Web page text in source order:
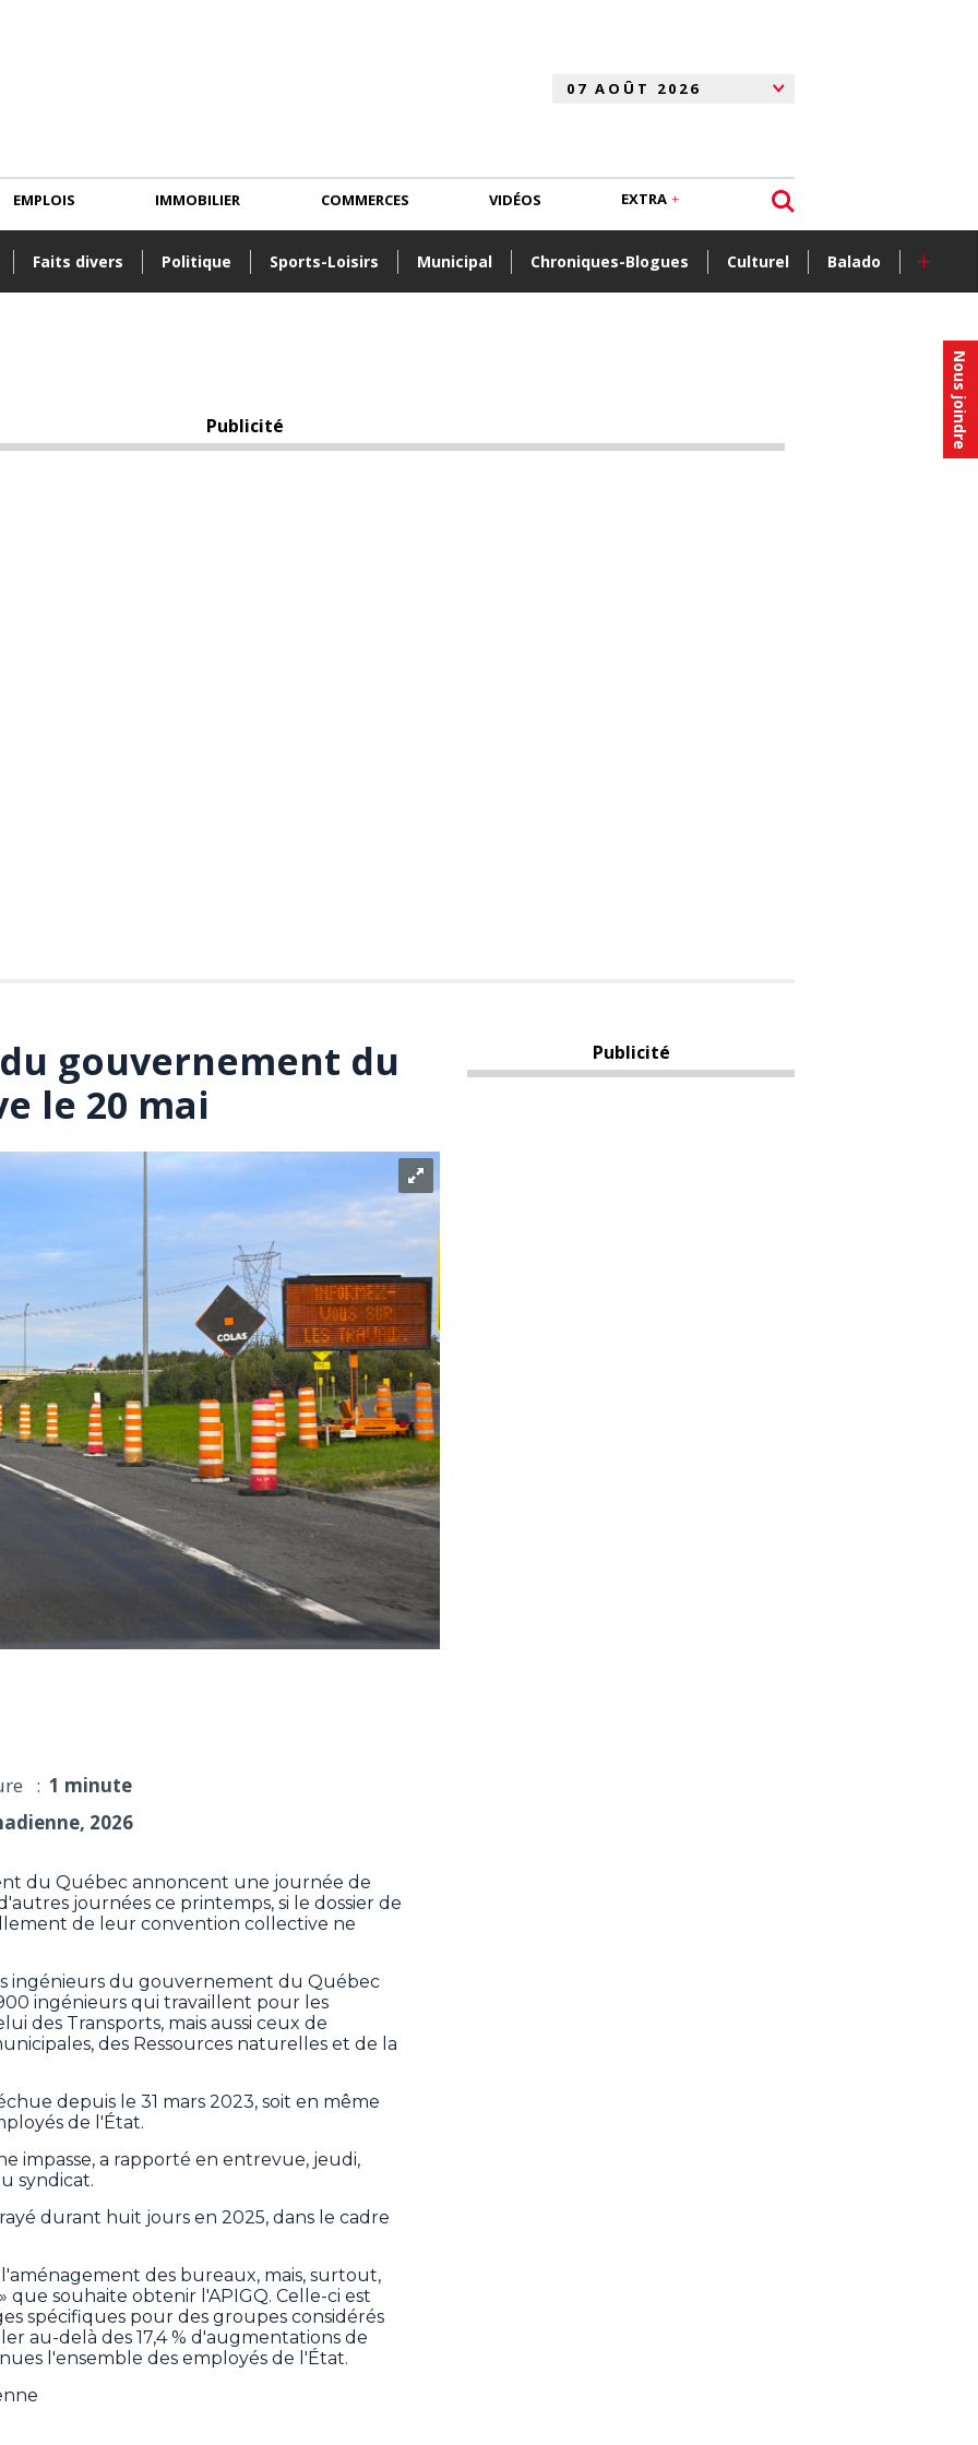
Nous joindre
Faits divers Politique Sports-Loisirs Municipal Chroniques-Blogues Culturel Balado +
EMPLOIS IMMOBILIER COMMERCES VIDÉOS EXTRA
Publicité
gouvernement du
le 20 mai
: 1 minute
2026
du Québec annoncent une journée de
journées ce printemps, si le dossier de
de leur convention collective ne
ingénieurs du gouvernement du Québec
ingénieurs qui travaillent pour les
des Transports, mais aussi ceux de
des Ressources naturelles et de la
depuis le 31 mars 2023, soit en même
de l'État.
impasse, a rapporté en entrevue, jeudi,
syndicat.
durant huit jours en 2025, dans le cadre
des bureaux, mais, surtout,
souhaite obtenir l'APIGQ. Celle-ci est
spécifiques pour des groupes considérés
au-delà des 17,4 % d'augmentations de
l'ensemble des employés de l'État.
Publicité